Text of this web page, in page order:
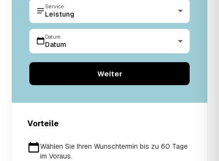
Service
Leistung
Datum
Datum
Weiter
Vorteile
Wählen Sie Ihren Wunschtermin bis zu 60 Tage
im Voraus.